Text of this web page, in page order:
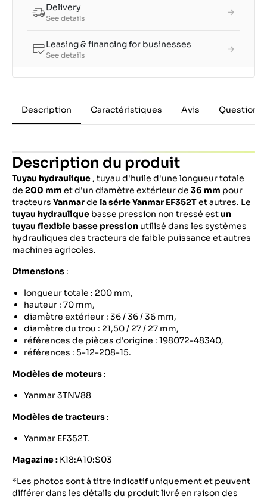
Delivery
See details
Leasing & financing for businesses
See details
Description Caractéristiques Avis Questions
Description du produit
Tuyau hydraulique , tuyau d'huile d'une longueur totale
de 200 mm et d'un diamètre extérieur de 36 mm pour
tracteurs Yanmarde la série Yanmar EF352Tet autres. Le
tuyau hydraulique basse pression non tressé estun
tuyau flexible basse pression utilisé dans les systèmes
hydrauliques des tracteurs de faible puissance et autres
machines agricoles.
Dimensions :
longueur totale : 200 mm,
hauteur : 70 mm,
diamètre extérieur : 36 / 36 / 36 mm,
diamètre du trou : 21,50 / 27 / 27 mm,
références de pièces d'origine : 198072-48340,
références : 5-12-208-15.
Modèles de moteurs :
Yanmar 3TNV88
Modèles de tracteurs :
Yanmar EF352T.
Magazine : K18:A10:S03
*Les photos sont à titre indicatif uniquement et peuvent
différer dans les détails du produit livré en raison des